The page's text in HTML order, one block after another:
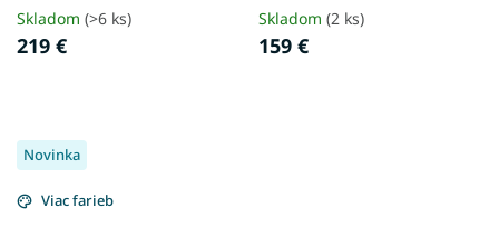
Skladom (>6 ks)
219 €
Skladom (2 ks)
159 €
Novinka
Viac farieb